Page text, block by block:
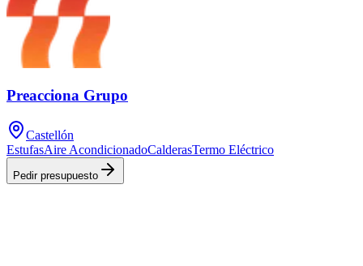
Preacciona Grupo
Castellón
EstufasAire AcondicionadoCalderasTermo Eléctrico
Pedir presupuesto